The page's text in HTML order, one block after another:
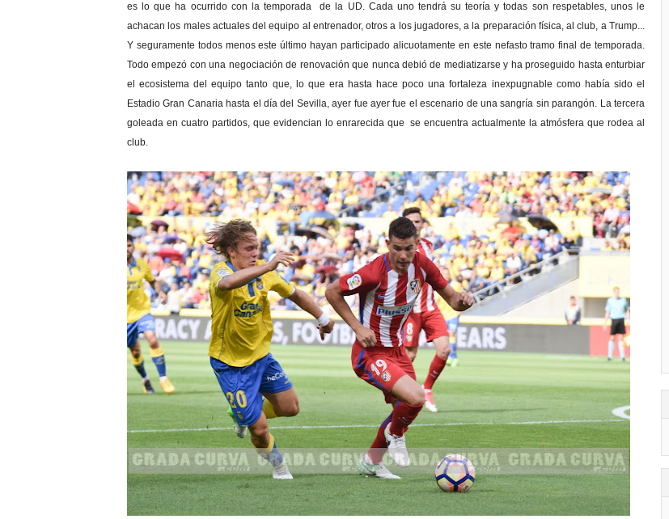
es lo que ha ocurrido con la temporada de la UD. Cada uno tendrá su teoría y todas son respetables, unos le
achacan los males actuales del equipo al entrenador, otros a los jugadores, a la preparación física, al club, a Trump...
Y seguramente todos menos este último hayan participado alicuotamente en este nefasto tramo final de temporada.
Todo empezó con una negociación de renovación que nunca debió de mediatizarse y ha proseguido hasta enturbiar
el ecosistema del equipo tanto que, lo que era hasta hace poco una fortaleza inexpugnable como había sido el
Estadio Gran Canaria hasta el día del Sevilla, ayer fue ayer fue el escenario de una sangría sin parangón. La tercera
goleada en cuatro partidos, que evidencian lo enrarecida que se encuentra actualmente la atmósfera que rodea al
club.